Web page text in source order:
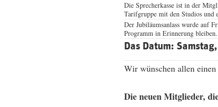
Die Sprecherkasse ist in der
Tarifgruppe mit den Studios und
Der Jubiläumsanlass wurde auf
Programm in Erinnerung bleiben.
Das Datum:
Wir wünschen allen
Die neuen Mitglieder,